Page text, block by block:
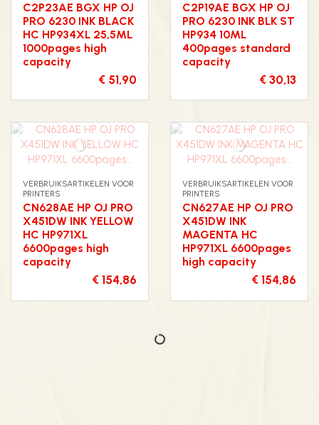
C2P23AE BGX HP OJ
PRO 6230 INK BLACK
HC HP934XL 25,5ML
1000pages high
capacity
€ 51,90
C2P19AE BGX HP OJ
PRO 6230 INK BLK ST
HP934 10ML
400pages standard
capacity
€ 30,13
VERBRUIKSARTIKELEN VOOR
PRINTERS
CN628AE HP OJ PRO
X451DW INK YELLOW
HC HP971XL
6600pages high
capacity
€ 154,86
VERBRUIKSARTIKELEN VOOR
PRINTERS
CN627AE HP OJ PRO
X451DW INK
MAGENTA HC
HP971XL 6600pages
high capacity
€ 154,86